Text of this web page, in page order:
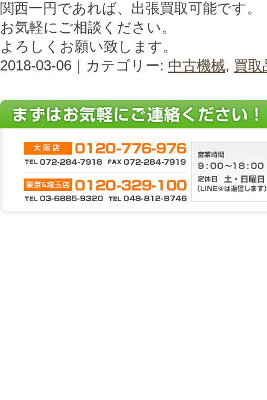
関西一円であれば、出張買取可能です。
お気軽にご相談ください。
よろしくお願い致します。
2018-03-06｜カテゴリー: 中古機械, 買取